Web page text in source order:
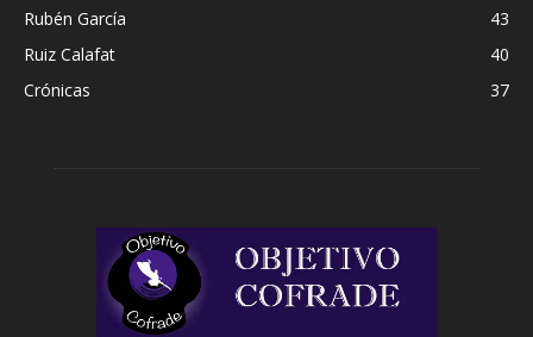
Rubén García
43
Ruiz Calafat
40
Crónicas
37